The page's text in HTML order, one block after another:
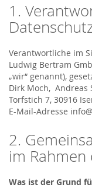
1.
Verantwortliche im
Ludwig Bertram
„wir“ genannt),
Dirk Moch, Andreas
Torfstich 7, 30916
E-Mail-Adresse
2.
im Rahmen
Was ist der Grund